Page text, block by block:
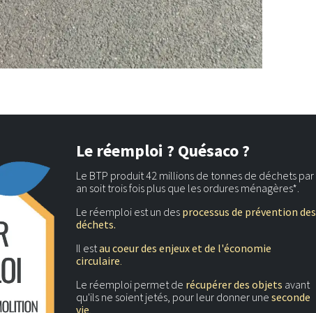
Le réemploi ? Quésaco ?
Le BTP produit 42 millions de tonnes de déchets par
an soit trois fois plus que les ordures ménagères*.
Le réemploi est un des processus de prévention des
déchets.
Il estau coeur des enjeux et de l'économie
circulaire.
Le réemploi permet de récupérer des objets avant
qu'ils ne soient jetés, pour leur donner une seconde
vie